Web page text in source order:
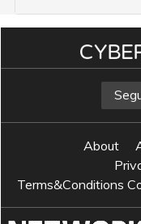
About
Terms&Conditions